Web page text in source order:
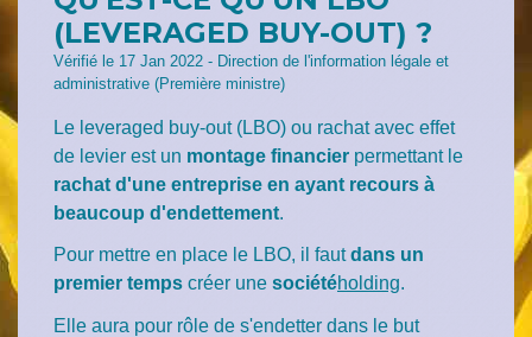
(LEVERAGED BUY-OUT) ?
Vérifié le 17 Jan 2022 - Direction de l'information légale et
administrative (Première ministre)
Le leveraged buy-out(LBO) ou rachat avec effet
de levier est un montage financier permettant le
rachat d'une entreprise en ayant recours à
beaucoup d'endettement.
Pour mettre en place le LBO, il fautdans un
premier temps créer une sociétéholding.
Elle aura pour rôle de s'endetter dans le but